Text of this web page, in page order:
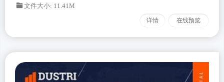
文件大小: 11.41M
详情 在线预览